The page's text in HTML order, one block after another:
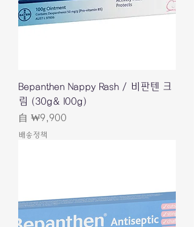
Bepanthen Nappy Rash / 비판텐 크
림 (30g& 100g)
自 ₩9,900
促銷價格
배송정책